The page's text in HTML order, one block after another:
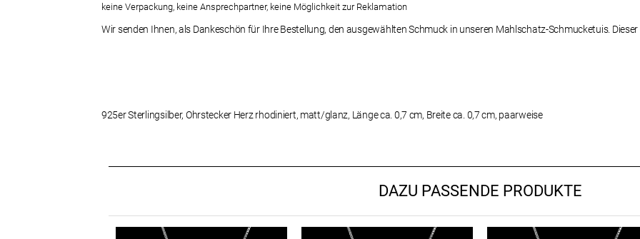
keine Verpackung, keine Ansprechpartner, keine Möglichkeit zur Reklamation
Wir senden Ihnen, als Dankeschön für Ihre Bestellung, den ausgewählten Schmuck in unseren Mahlschatz-Schmucketuis.
925er Sterlingsilber, Ohrstecker Herz rhodiniert, matt/glanz, Länge ca. 0,7 cm, Breite ca. 0,7 cm, paarweise
DAZU PASSENDE PRODUKTE